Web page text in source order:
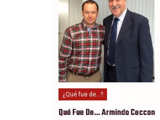
¿Qué fue de...?
Qué Fue De… Armindo Ceccon